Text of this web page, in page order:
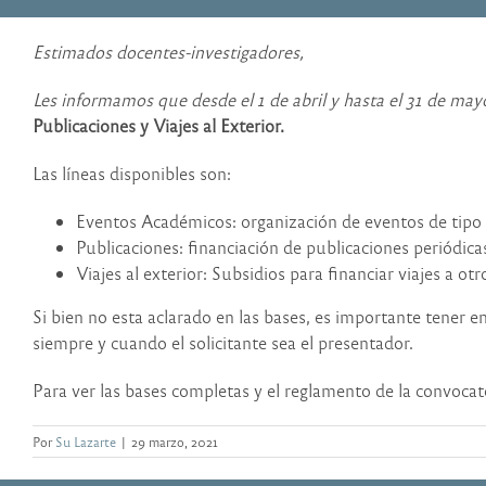
Estimados docentes-investigadores,
Les informamos que desde el 1 de abril y hasta el 31 de
Publicaciones y Viajes al Exterior.
Las líneas disponibles son:
Eventos Académicos: organización de eventos de
Publicaciones: financiación de publicaciones
Viajes al exterior: Subsidios para financiar viajes a
Si bien no esta aclarado en las bases, es importante tener
siempre y cuando el solicitante sea el presentador.
Para ver las bases completas y el reglamento de la
PorSu Lazarte | 29 marzo, 2021